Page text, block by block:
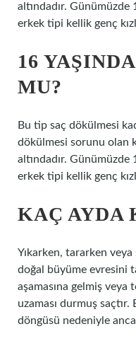
altındadır. Günümüzde
erkek tipi kellik genç
16
MU?
Bu tip saç dökülmesi
dökülmesi sorunu olan
altındadır. Günümüzde
erkek tipi kellik genç
KAÇ AYDA
Yıkarken, tararken
doğal büyüme evresini
aşamasına gelmiş
uzaması durmuş
döngüsü nedeniyle